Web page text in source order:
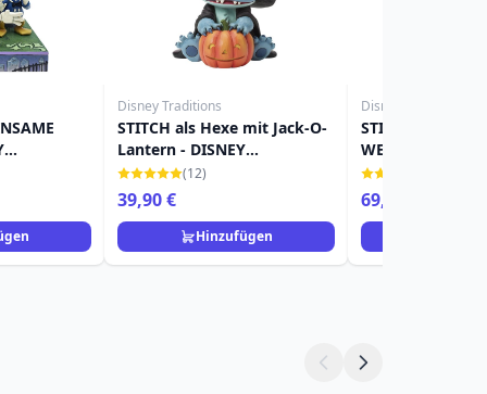
Disney Traditions
STITCH als Hexe mit Jack-O-
Lantern - DISNEY
TRADITIONS
(12)
39,90 €
Hinzufügen
Disney Traditions
STITCH WITH
WEIHNACHTEN
(LED) - DISNEY
69,90 €